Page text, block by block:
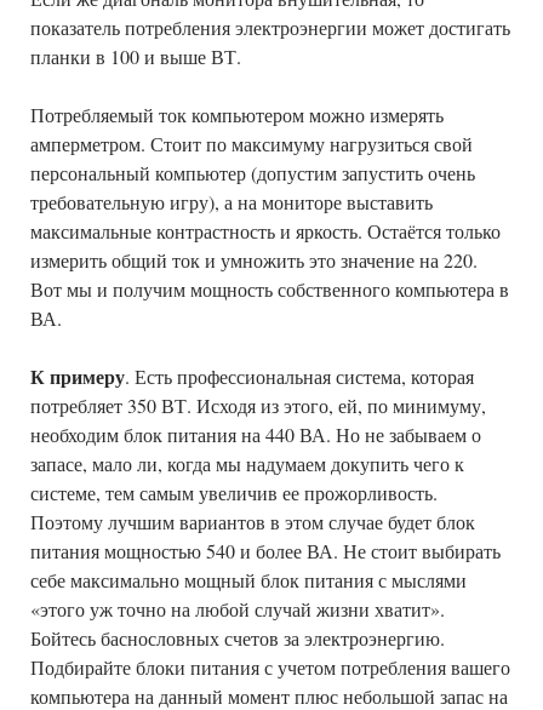
показатель потребления электроэнергии может достигать
планки в 100 и выше ВТ.
Потребляемый ток компьютером можно измерять
амперметром. Стоит по максимуму нагрузиться свой
персональный компьютер (допустим запустить очень
требовательную игру), а на мониторе выставить
максимальные контрастность и яркость. Остаётся только
измерить общий ток и умножить это значение на 220.
Вот мы и получим мощность собственного компьютера в
ВА.
К примеру. Есть профессиональная система, которая
потребляет 350 ВТ. Исходя из этого, ей, по минимуму,
необходим блок питания на 440 ВА. Но не забываем о
запасе, мало ли, когда мы надумаем докупить чего к
системе, тем самым увеличив ее прожорливость.
Поэтому лучшим вариантов в этом случае будет блок
питания мощностью 540 и более ВА. Не стоит выбирать
себе максимально мощный блок питания с мыслями
«этого уж точно на любой случай жизни хватит».
Бойтесь баснословных счетов за электроэнергию.
Подбирайте блоки питания с учетом потребления вашего
компьютера на данный момент плюс небольшой запас на